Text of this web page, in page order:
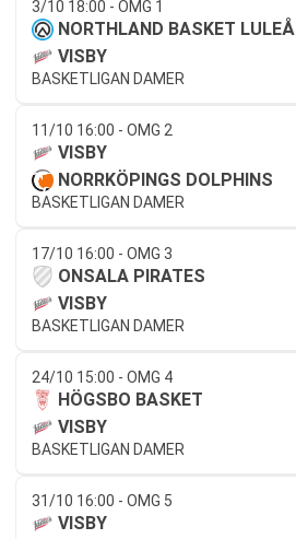
3/10 18:00 - OMG 1
NORTHLAND BASKET LULEÅ
VISBY
BASKETLIGAN DAMER
11/10 16:00 - OMG 2
VISBY
NORRKÖPINGS DOLPHINS
BASKETLIGAN DAMER
17/10 16:00 - OMG 3
ONSALA PIRATES
VISBY
BASKETLIGAN DAMER
24/10 15:00 - OMG 4
HÖGSBO BASKET
VISBY
BASKETLIGAN DAMER
31/10 16:00 - OMG 5
VISBY